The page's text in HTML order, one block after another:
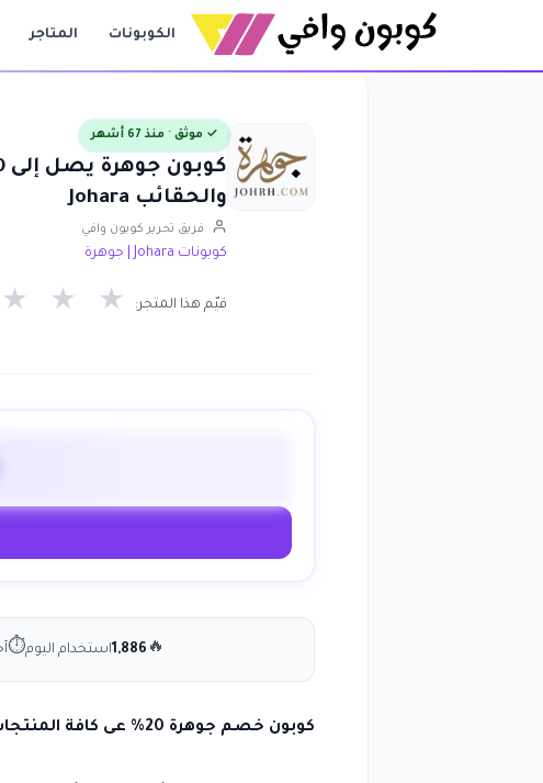
الكوبونات المتاجر
✓ موثق · منذ 67 أشهر
والحقائب Johara
فريق تحرير كوبون وافي
كوبونات Johara | جوهرة
قيّم هذا المتجر: ★ ★ ★
🔥
1,886استخدام اليوم⏱
كوبون خصم جوهرة 20% عى كافة المنتجات انسخ الكود (NDFSMD)